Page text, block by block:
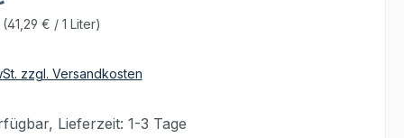
(41,29 € / 1 Liter)
zzgl. Versandkosten
Lieferzeit: 1-3 Tage